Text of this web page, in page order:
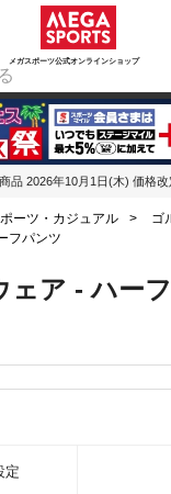
メガスポーツ公式オンラインショップ
トドア
品 2026年10月1日(木) 価格
ーツ・カジュアル >
ゴ
フパンツ
ェア - ハー
定